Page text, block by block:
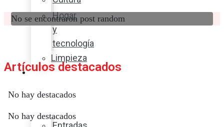
Hogar
y
tecnología
Limpieza
Cocina
sabor
No se encontraron post random
Artículos destacados
No hay destacados
No hay destacados